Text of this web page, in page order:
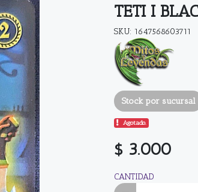
TETI I
SKU: 1647568603711
Stock por sucursal
Agotado.
$ 3.000
CANTIDAD